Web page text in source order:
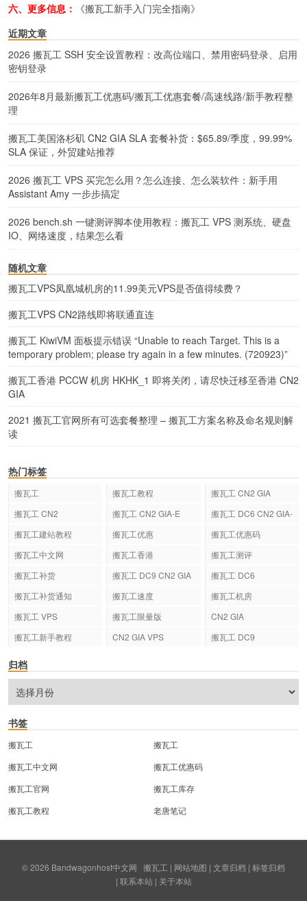
六、更多信息：
《搬瓦工新手入门完全指南》
近期文章
2026 搬瓦工 SSH 安全设置教程：改高位端口、禁用密码登录、启用
密钥登录
2026年8月最新搬瓦工优惠码/搬瓦工优惠套餐/高速线路/新手教程整
理
搬瓦工美国洛杉矶 CN2 GIA SLA 套餐补货：$65.89/季度，99.99%
SLA 保证，外贸建站推荐
2026 搬瓦工 VPS 买完怎么用？怎么连接、怎么装软件：新手用
Assistant Amy 一步步搞定
2026 bench.sh 一键测评脚本使用教程：搬瓦工 VPS 测系统、硬盘
IO、网络速度，结果怎么看
随机文章
搬瓦工VPS凤凰城机房的11.99美元VPS是否值得续费？
搬瓦工VPS CN2路线即将联通直连
搬瓦工 KiwiVM 面板提示错误 “Unable to reach Target. This is a
temporary problem; please try again in a few minutes. (720923)”
搬瓦工香港 PCCW 机房 HKHK_1 即将关闭，请尽快迁移至香港 CN2
GIA
2021 搬瓦工官网所有可选套餐整理 – 搬瓦工方案名称及命名规则解
读
热门标签
搬瓦工 搬瓦工教程
搬瓦工 CN2 GIA
搬瓦工 CN2
搬瓦工 CN2 GIA-E
搬瓦工 DC6 CN2 GIA-
搬瓦工建站教程 搬瓦工优惠
搬瓦工优惠码
搬瓦工中文网
搬瓦工香港
搬瓦工测评
搬瓦工补货
搬瓦工 DC9 CN2 GIA
搬瓦工 DC6
搬瓦工补货通知
搬瓦工速度
搬瓦工机房
搬瓦工 VPS
搬瓦工限量版
CN2 GIA
搬瓦工新手教程
CN2 GIA VPS 搬瓦工 DC9
归档
书签
搬瓦工
搬瓦工
搬瓦工中文网
搬瓦工优惠码
搬瓦工官网
搬瓦工库存
搬瓦工教程
老唐笔记
© 2026 Bandwagonhost中文网 搬瓦工 | 网站地图 | 文章归档 | 标签归档
| 联系本站| 关于本站